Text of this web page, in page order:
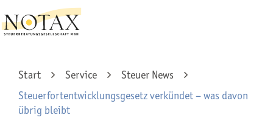
Start Service
Steuer News
Steuerfortentwicklungsgesetz verkündet – was davon
übrig bleibt